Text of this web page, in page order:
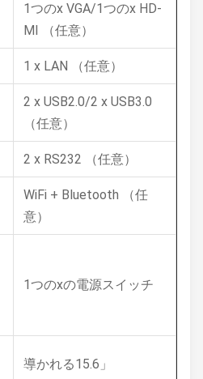
1つのx VGA/1つのx HD-
MI （任意）
1 x LAN （任意）
2 x USB2.0/2 x USB3.0
（任意）
2 x RS232 （任意）
WiFi + Bluetooth （任
意）
1つのxの電源スイッチ
導かれる15.6」